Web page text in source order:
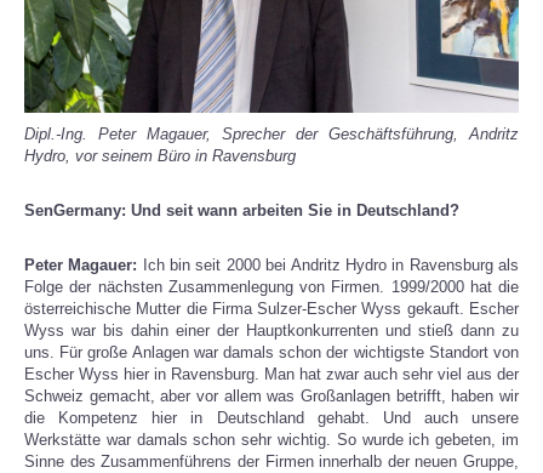
Dipl.-Ing. Peter Magauer, Sprecher der Geschäftsführung, Andritz
Hydro, vor seinem Büro in Ravensburg
SenGermany: Und seit wann arbeiten Sie in Deutschland?
Peter Magauer:
Ich bin seit 2000 bei Andritz Hydro in Ravensburg als
Folge der nächsten Zusammenlegung von Firmen. 1999/2000 hat die
österreichische Mutter die Firma Sulzer-Escher Wyss gekauft. Escher
Wyss war bis dahin einer der Hauptkonkurrenten und stieß dann zu
uns. Für große Anlagen war damals schon der wichtigste Standort von
Escher Wyss hier in Ravensburg. Man hat zwar auch sehr viel aus der
Schweiz gemacht, aber vor allem was Großanlagen betrifft, haben wir
die Kompetenz hier in Deutschland gehabt. Und auch unsere
Werkstätte war damals schon sehr wichtig. So wurde ich gebeten, im
Sinne des Zusammenführens der Firmen innerhalb der neuen Gruppe,